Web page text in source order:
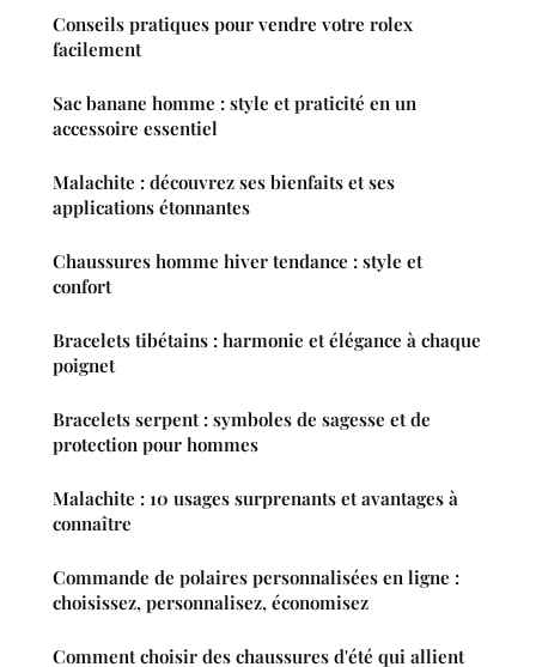
Conseils pratiques pour vendre votre rolex
facilement
Sac banane homme : style et praticité en un
accessoire essentiel
Malachite : découvrez ses bienfaits et ses
applications étonnantes
Chaussures homme hiver tendance : style et
confort
Bracelets tibétains : harmonie et élégance à chaque
poignet
Bracelets serpent : symboles de sagesse et de
protection pour hommes
Malachite : 10 usages surprenants et avantages à
connaître
Commande de polaires personnalisées en ligne :
choisissez, personnalisez, économisez
Comment choisir des chaussures d'été qui allient